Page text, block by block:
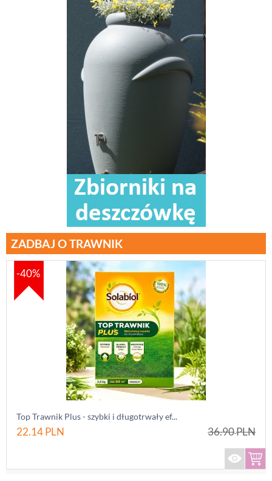
ZADBAJ O TRAWNIK
-40%
Top Trawnik Plus - szybki i długotrwały ef...
22.14PLN 36.90PLN